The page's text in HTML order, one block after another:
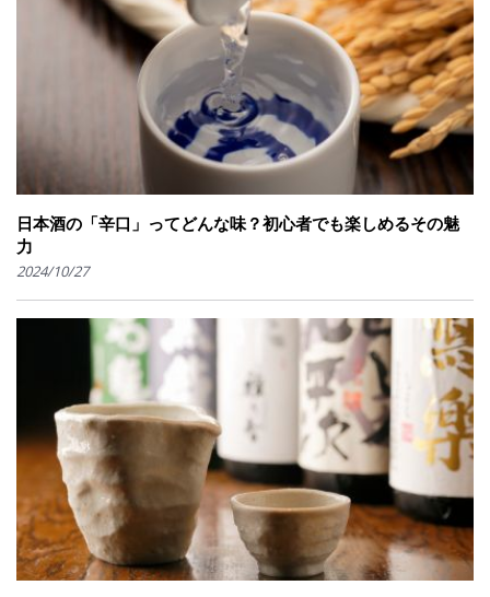
日本酒の「辛口」ってどんな味？初心者でも楽しめるその魅
力
2024/10/27